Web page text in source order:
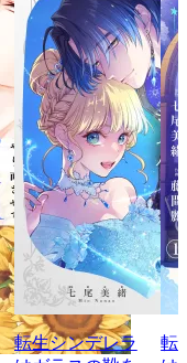
転生シンデレラ
転